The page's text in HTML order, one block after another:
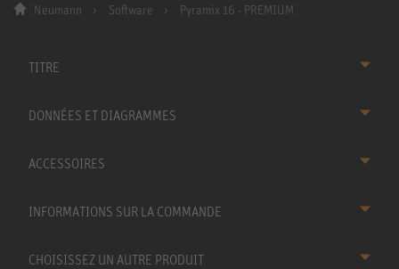
Neumann Software Pyramix 16 - PREMIUM
TITRE
DONNÉES ET DIAGRAMMES
ACCESSOIRES
INFORMATIONS SUR LA COMMANDE
CHOISISSEZ UN AUTRE PRODUIT